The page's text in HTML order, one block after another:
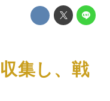
集し、戦